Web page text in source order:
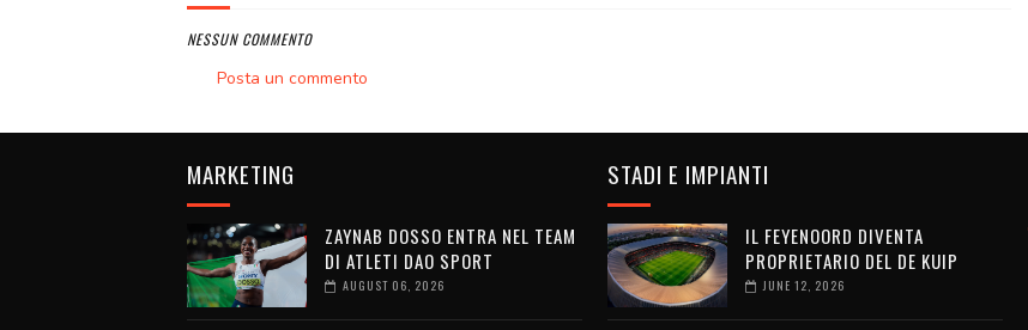
NESSUN COMMENTO
Posta un commento
MARKETING
ZAYNAB DOSSO ENTRA NEL TEAM
DI ATLETI DAO SPORT
AUGUST 06, 2026
STADI E IMPIANTI
IL FEYENOORD DIVENTA
PROPRIETARIO DEL DE KUIP
JUNE 12, 2026